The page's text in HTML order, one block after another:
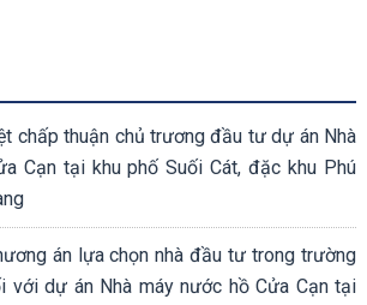
chấp thuận chủ trương đầu tư dự án Nhà
Cạn tại khu phố Suối Cát, đặc khu Phú
án lựa chọn nhà đầu tư trong trường
với dự án Nhà máy nước hồ Cửa Cạn tại